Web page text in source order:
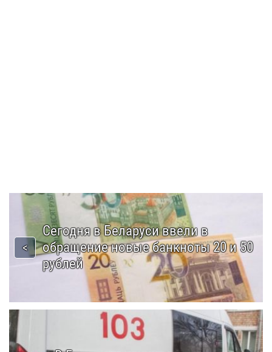
Сегодня в Беларуси ввели в
обращение новые банкноты 20 и 50
рублей